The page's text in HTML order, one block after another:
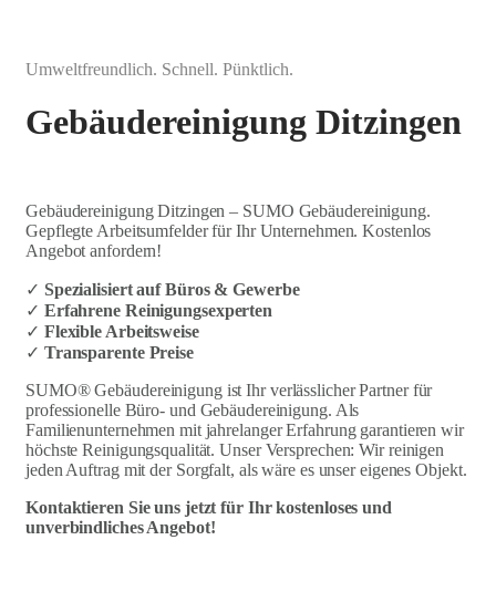
Umweltfreundlich. Schnell. Pünktlich.
Gebäudereinigung Ditzingen
Gebäudereinigung Ditzingen – SUMO Gebäudereinigung.
Gepflegte Arbeitsumfelder für Ihr Unternehmen. Kostenlos
Angebot anfordern!
✓ Spezialisiert auf Büros & Gewerbe
✓ Erfahrene Reinigungsexperten
✓ Flexible Arbeitsweise
✓ Transparente Preise
SUMO® Gebäudereinigung ist Ihr verlässlicher Partner für
professionelle Büro- und Gebäudereinigung. Als
Familienunternehmen mit jahrelanger Erfahrung garantieren wir
höchste Reinigungsqualität. Unser Versprechen: Wir reinigen
jeden Auftrag mit der Sorgfalt, als wäre es unser eigenes Objekt.
Kontaktieren Sie uns jetzt für Ihr kostenloses und
unverbindliches Angebot!